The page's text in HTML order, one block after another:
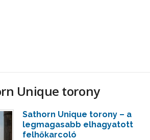
Unique torony
Sathorn Unique torony – a
legmagasabb elhagyatott
felhőkarcoló